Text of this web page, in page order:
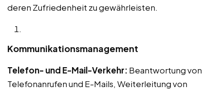
deren Zufriedenheit zu gewährleisten.
Kommunikationsmanagement
Telefon- und E-Mail-Verkehr: Beantwortung von
Telefonanrufen und E-Mails, Weiterleitung von